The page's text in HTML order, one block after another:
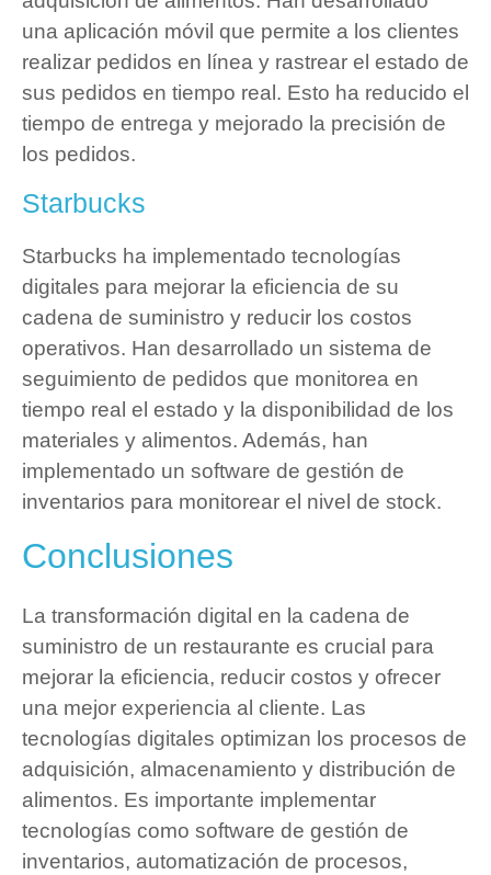
una aplicación móvil que permite a los clientes
realizar pedidos en línea y rastrear el estado de
sus pedidos en tiempo real. Esto ha reducido el
tiempo de entrega y mejorado la precisión de
los pedidos.
Starbucks
Starbucks ha implementado tecnologías
digitales para mejorar la eficiencia de su
cadena de suministro y reducir los costos
operativos. Han desarrollado un sistema de
seguimiento de pedidos que monitorea en
tiempo real el estado y la disponibilidad de los
materiales y alimentos. Además, han
implementado un software de gestión de
inventarios para monitorear el nivel de stock.
Conclusiones
La transformación digital en la cadena de
suministro de un restaurante es crucial para
mejorar la eficiencia, reducir costos y ofrecer
una mejor experiencia al cliente. Las
tecnologías digitales optimizan los procesos de
adquisición, almacenamiento y distribución de
alimentos. Es importante implementar
tecnologías como software de gestión de
inventarios, automatización de procesos,